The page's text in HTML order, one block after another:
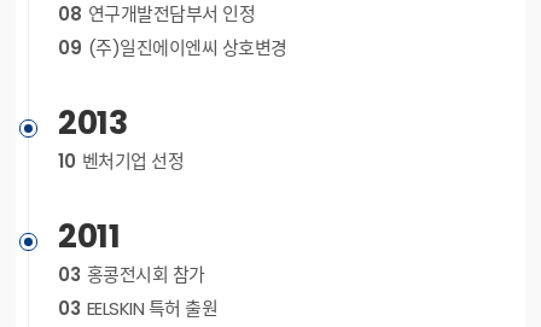
08 연구개발전담부서 인정
09 (주)일진에이엔씨 상호변경
2013
10 벤처기업 선정
2011
03 홍콩전시회 참가
03 EELSKIN 특허 출원